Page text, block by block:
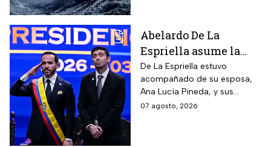
Abelardo De La
Espriella asume la
presidencia de
Colombia; así fue su
atípica investidura en
Cali
De La Espriella estuvo
acompañado de su esposa,
Ana Lucía Pineda, y sus
cuatro hijos, además de los
07 agosto, 2026